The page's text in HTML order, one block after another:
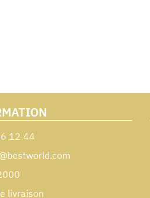
12 44
livraison